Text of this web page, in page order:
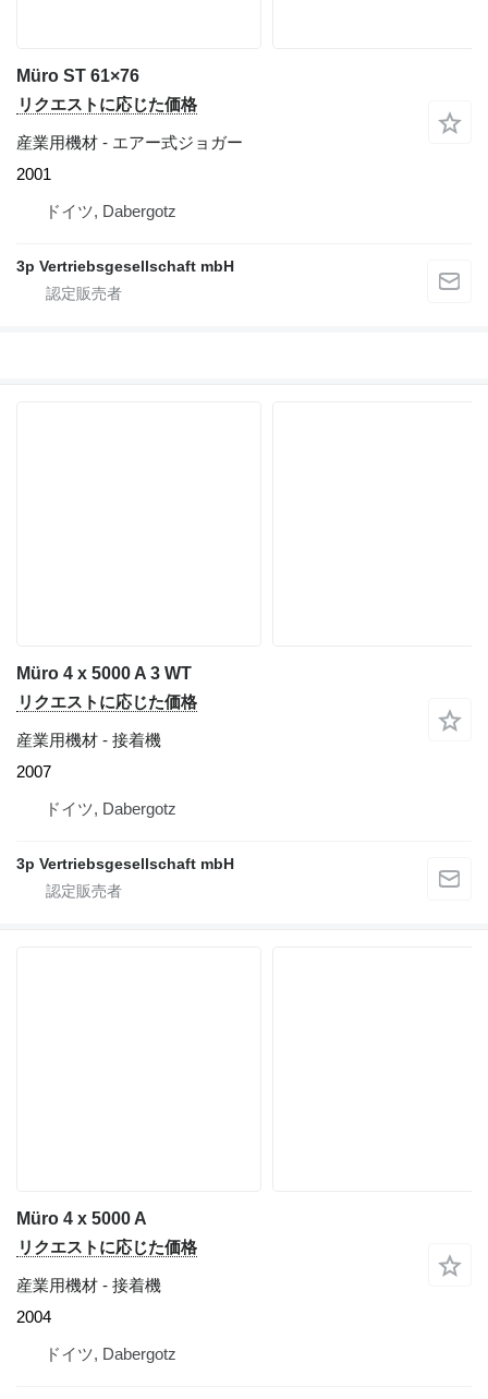
Müro ST 61×76
リクエストに応じた価格
産業用機材 - エアー式ジョガー
2001
ドイツ, Dabergotz
3p Vertriebsgesellschaft mbH
Müro 4 x 5000 A 3 WT
リクエストに応じた価格
産業用機材 - 接着機
2007
ドイツ, Dabergotz
3p Vertriebsgesellschaft mbH
Müro 4 x 5000 A
リクエストに応じた価格
産業用機材 - 接着機
2004
ドイツ, Dabergotz